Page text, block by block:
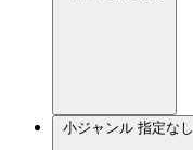
小ジャンル 指定なし